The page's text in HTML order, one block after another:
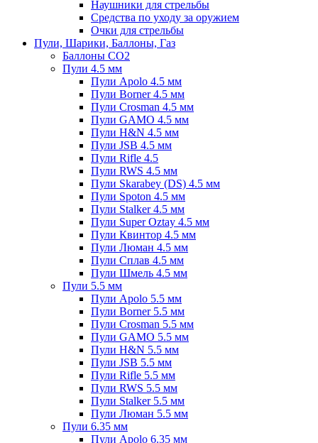
Наушники для стрельбы
Средства по уходу за оружием
Очки для стрельбы
Пули, Шарики, Баллоны, Газ
Баллоны CO2
Пули 4.5 мм
Пули Apolo 4.5 мм
Пули Borner 4.5 мм
Пули Crosman 4.5 мм
Пули GAMO 4.5 мм
Пули H&N 4.5 мм
Пули JSB 4.5 мм
Пули Rifle 4.5
Пули RWS 4.5 мм
Пули Skarabey (DS) 4.5 мм
Пули Spoton 4.5 мм
Пули Stalker 4.5 мм
Пули Super Oztay 4.5 мм
Пули Квинтор 4.5 мм
Пули Люман 4.5 мм
Пули Сплав 4.5 мм
Пули Шмель 4.5 мм
Пули 5.5 мм
Пули Apolo 5.5 мм
Пули Borner 5.5 мм
Пули Crosman 5.5 мм
Пули GAMO 5.5 мм
Пули H&N 5.5 мм
Пули JSB 5.5 мм
Пули Rifle 5.5 мм
Пули RWS 5.5 мм
Пули Stalker 5.5 мм
Пули Люман 5.5 мм
Пули 6.35 мм
Пули Apolo 6.35 мм